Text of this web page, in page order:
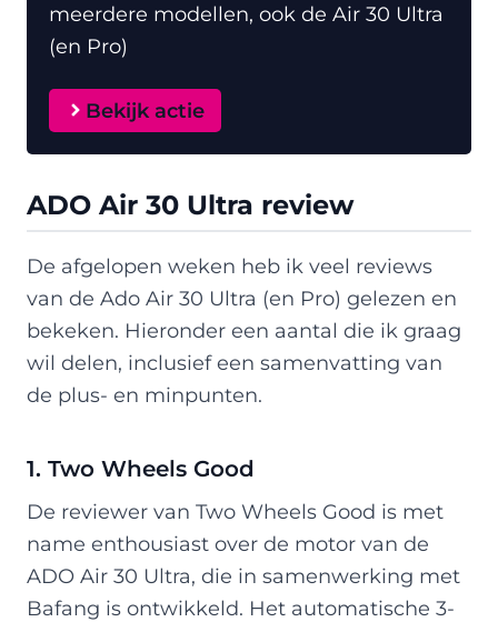
meerdere modellen, ook de Air 30 Ultra
(en Pro)
Bekijk actie
ADO Air 30 Ultra review
De afgelopen weken heb ik veel reviews
van de Ado Air 30 Ultra (en Pro) gelezen en
bekeken. Hieronder een aantal die ik graag
wil delen, inclusief een samenvatting van
de plus- en minpunten.
1. Two Wheels Good
De reviewer van Two Wheels Good is met
name enthousiast over de motor van de
ADO Air 30 Ultra, die in samenwerking met
Bafang is ontwikkeld. Het automatische 3-